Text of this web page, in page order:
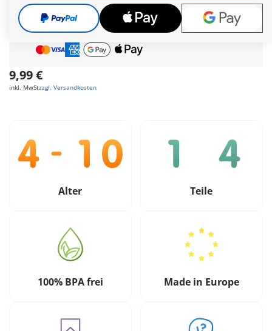
Geschenk
35€
Bestellwert
Sichere &Flexible Zahlung
9,99 €
inkl. MwStzzgl. Versandkosten
Alter Teile
100% BPA frei Made in Europe